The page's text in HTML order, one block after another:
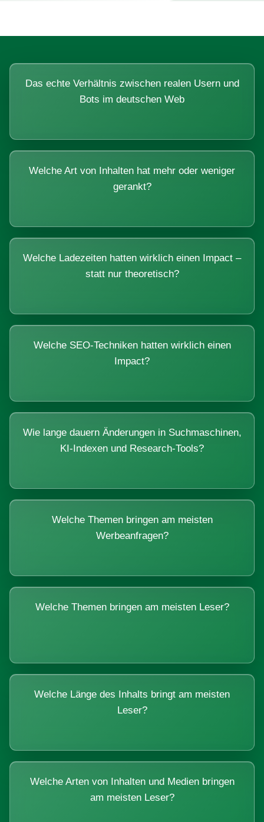
Das echte Verhältnis zwischen realen Usern und
Bots im deutschen Web
Welche Art von Inhalten hat mehr oder weniger
gerankt?
Welche Ladezeiten hatten wirklich einen Impact –
statt nur theoretisch?
Welche SEO-Techniken hatten wirklich einen
Impact?
Wie lange dauern Änderungen in Suchmaschinen,
KI-Indexen und Research-Tools?
Welche Themen bringen am meisten
Werbeanfragen?
Welche Themen bringen am meisten Leser?
Welche Länge des Inhalts bringt am meisten
Leser?
Welche Arten von Inhalten und Medien bringen
am meisten Leser?